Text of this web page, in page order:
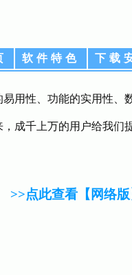
软件特色 下载
用性、功能的实用性、
成千上万的用户给我们
>>点此查看【网络